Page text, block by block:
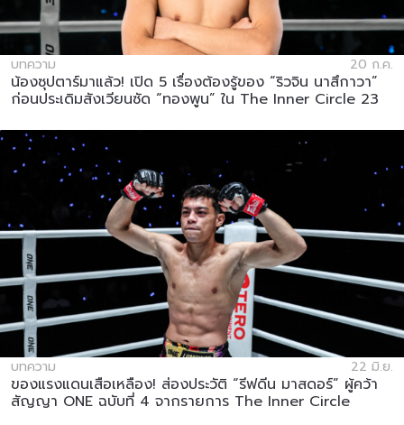
บทความ 20 ก.ค.
น้องซุปตาร์มาแล้ว! เปิด 5 เรื่องต้องรู้ของ “ริวจิน นาสึกาวา”
ก่อนประเดิมสังเวียนซัด “ทองพูน” ใน The Inner Circle 23
บทความ 22 มิ.ย.
ของแรงแดนเสือเหลือง! ส่องประวัติ “รีฟดีน มาสดอร์” ผู้คว้า
สัญญา ONE ฉบับที่ 4 จากรายการ The Inner Circle